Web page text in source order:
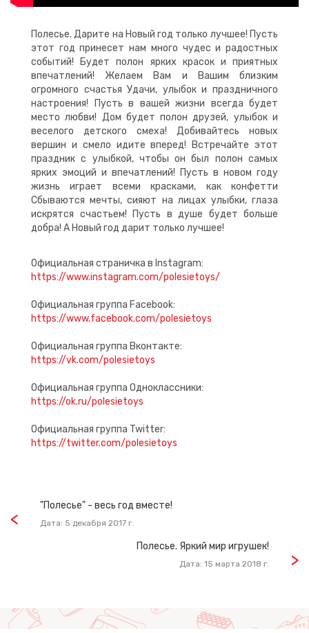
Полесье. Дарите на Новый год только лучшее! Пусть
этот год принесет нам много чудес и радостных
событий! Будет полон ярких красок и приятных
впечатлений! Желаем Вам и Вашим близким
огромного счастья Удачи, улыбок и праздничного
настроения! Пусть в вашей жизни всегда будет
место любви! Дом будет полон друзей, улыбок и
веселого детского смеха! Добивайтесь новых
вершин и смело идите вперед! Встречайте этот
праздник с улыбкой, чтобы он был полон самых
ярких эмоций и впечатлений! Пусть в новом году
жизнь играет всеми красками, как конфетти
Сбываются мечты, сияют на лицах улыбки, глаза
искрятся счастьем! Пусть в душе будет больше
добра! А Новый год дарит только лучшее!
Официальная страничка в Instagram:
https://www.instagram.com/polesietoys/
Официальная группа Facebook:
https://www.facebook.com/polesietoys
Официальная группа Вконтакте:
https://vk.com/polesietoys
Официальная группа Одноклассники:
https://ok.ru/polesietoys
Официальная группа Twitter:
https://twitter.com/polesietoys
"Полесье" - весь год вместе!
Дата: 5 декабря 2017 г.
Полесье. Яркий мир игрушек!
Дата: 15 марта 2018 г.